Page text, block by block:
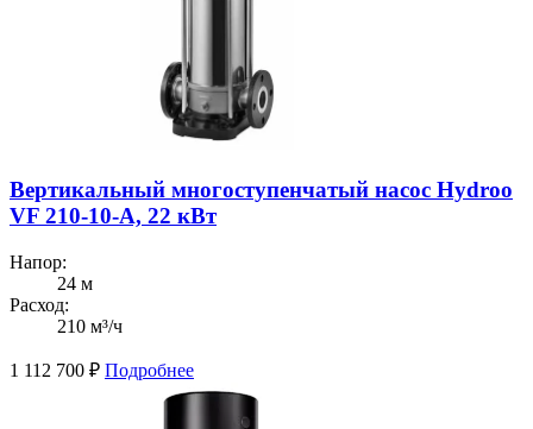
Вертикальный многоступенчатый насос Hydroo
VF 210-10-A, 22 кВт
Напор:
24 м
Расход:
210 м³/ч
1 112 700 ₽ Подробнее